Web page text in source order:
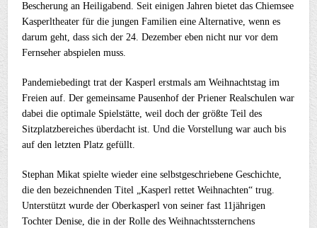
Bescherung an Heiligabend. Seit einigen Jahren bietet das Chiemsee
Kasperltheater für die jungen Familien eine Alternative, wenn es
darum geht, dass sich der 24. Dezember eben nicht nur vor dem
Fernseher abspielen muss.
Pandemiebedingt trat der Kasperl erstmals am Weihnachtstag im
Freien auf. Der gemeinsame Pausenhof der Priener Realschulen war
dabei die optimale Spielstätte, weil doch der größte Teil des
Sitzplatzbereiches überdacht ist. Und die Vorstellung war auch bis
auf den letzten Platz gefüllt.
Stephan Mikat spielte wieder eine selbstgeschriebene Geschichte,
die den bezeichnenden Titel „Kasperl rettet Weihnachten“ trug.
Unterstützt wurde der Oberkasperl von seiner fast 11jährigen
Tochter Denise, die in der Rolle des Weihnachtssternchens